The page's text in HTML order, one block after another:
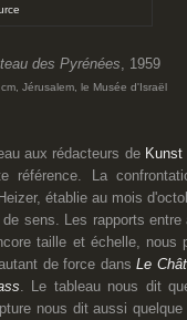
des Pyrénées , 1959
Jérusalem, le Musée d'Israël
aux rédacteurs de Kunst
référence. La
établie au mois
sens. Les rapports entre
taille et échelle, nous
de force dansLe
. Le tableau nous dit
nous dit aussi quelque